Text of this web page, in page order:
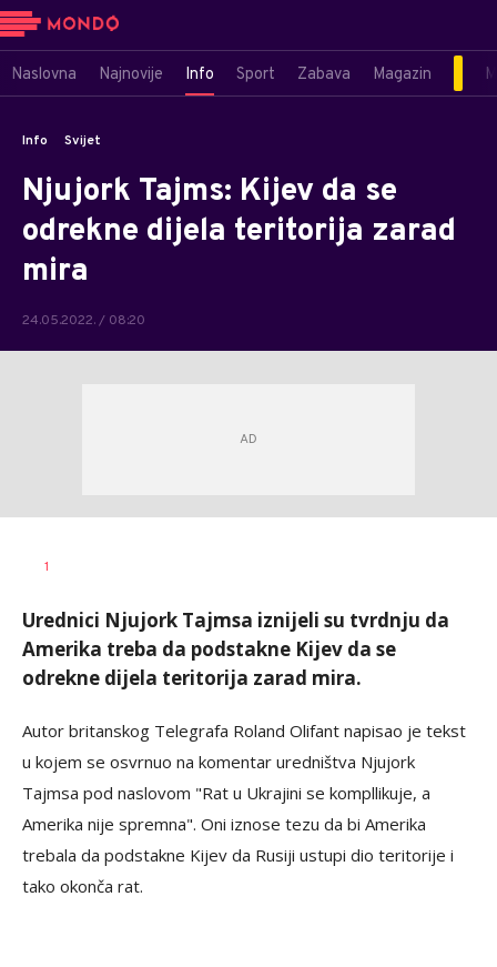
Naslovna Najnovije Info Sport Zabava Magazin
Info Svijet
Njujork Tajms: Kijev da se
odrekne dijela teritorija zarad
mira
24.05.2022. / 08:20
AUTOR
1
Urednici Njujork Tajmsa iznijeli su tvrdnju da
Amerika treba da podstakne Kijev da se
odrekne dijela teritorija zarad mira.
Autor britanskog Telegrafa Roland Olifant napisao je tekst
u kojem se osvrnuo na komentar uredništva Njujork
Tajmsa pod naslovom "Rat u Ukrajini se kompllikuje, a
Amerika nije spremna". Oni iznose tezu da bi Amerika
trebala da podstakne Kijev da Rusiji ustupi dio teritorije i
tako okonča rat.